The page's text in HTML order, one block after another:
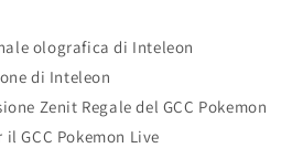
olografica di Inteleon
di Inteleon
Zenit Regale del GCC Pokemon
GCC Pokemon Live